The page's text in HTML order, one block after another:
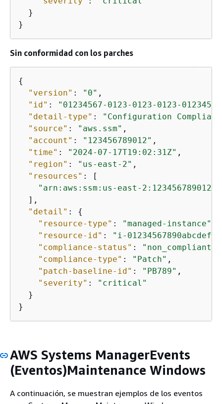
  }
}
Sin conformidad con los parches
{
"version" : "0" ,
"id" :
"01234567-0123-0123-0123-
"detail-type" :
"Configuration
"source" : "aws.ssm" ,
"account" : "123456789012" ,
"time" : "2024-07-17T19:02:31Z" ,
"region" : "us-east-2" ,
"resources" : [
"arn:aws:ssm:us-east-
  ],
"detail" : {
"resource-type" : "managed-instance"
"resource-id" : "i-01234567890abcdef"
"compliance-status" : "non_compliant"
"compliance-type" : "Patch" ,
"patch-baseline-id" : "PB789" ,
"severity" :
"critical"
  }
}
AWS Systems ManagerEvents
(Eventos)Maintenance Windows
A continuación, se muestran ejemplos de los eventos